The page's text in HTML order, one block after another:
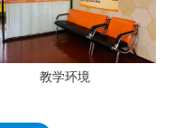
教学环境